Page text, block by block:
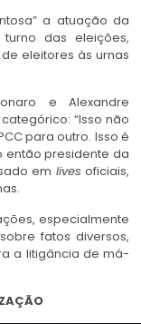
a atuação da
das eleições,
eleitores às urnas
e Alexandre
“Isso não
para outro. Isso é
então presidente da
em lives oficiais,
especialmente
fatos diversos,
a litigância de má-